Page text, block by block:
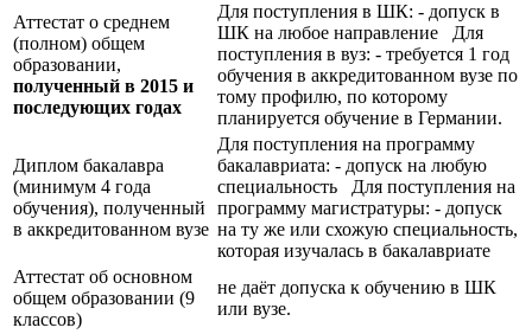
Аттестат о среднем
(полном) общем
образовании,
полученный в 2015 и
последующих годах
Для поступления в ШК: - допуск в
ШК на любое направление Для
поступления в вуз: - требуется 1 год
обучения в аккредитованном вузе по
тому профилю, по которому
планируется обучение в Германии.
Диплом бакалавра
(минимум 4 года
обучения), полученный
в аккредитованном вузе
Для поступления на программу
бакалавриата: - допуск на любую
специальность Для поступления на
программу магистратуры: - допуск
на ту же или схожую специальность,
которая изучалась в бакалавриате
Аттестат об основном
общем образовании (9
классов)
не даёт допуска к обучению в ШК
или вузе.